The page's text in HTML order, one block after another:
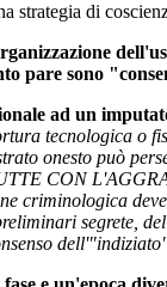
strategia di
pare sono
ad un
tecnologica o
onesto può
CON
criminologica
segrete,